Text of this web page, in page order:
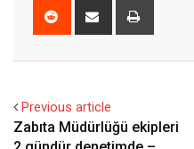
Reddit
Share
Previous article
Zabıta Müdürlüğü ekipleri